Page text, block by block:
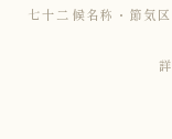
七十二候名称・節気